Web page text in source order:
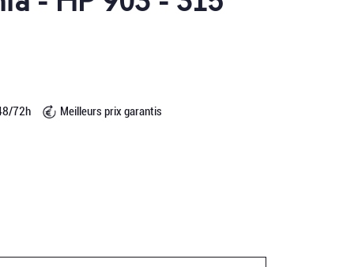
72h Meilleurs prix garantis